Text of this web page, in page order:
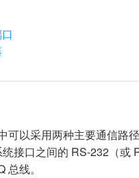
可以采用两种主要通信路
接口之间的 RS-232（或
线。